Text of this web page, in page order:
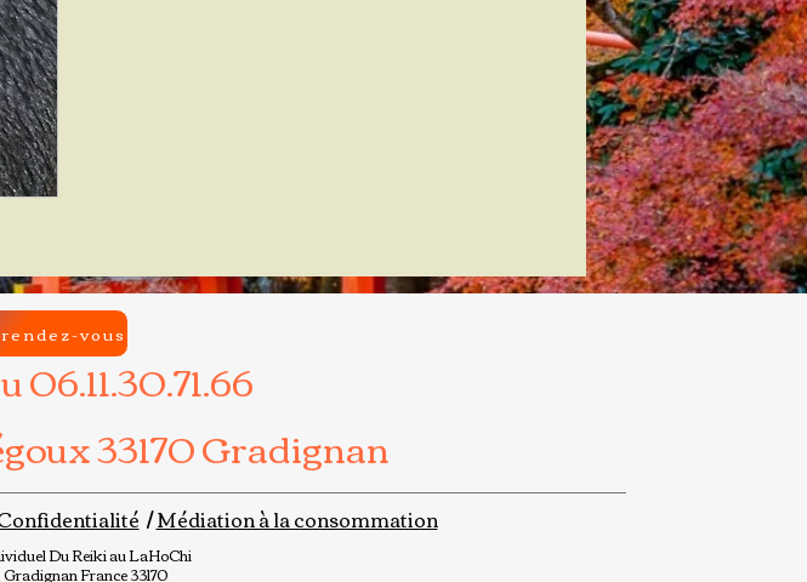
33170 Gradignan
vous
/Médiation à la consommation
Du Reiki au LaHoChi
France 33170